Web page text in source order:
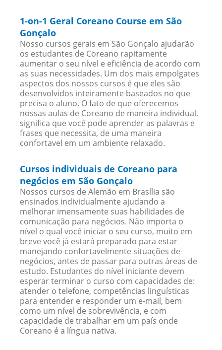
1-on-1 Geral Coreano Course em São
Gonçalo
Nosso cursos gerais em São Gonçalo ajudarão
os estudantes de Coreano rapitamente
aumentar o seu nível e eficiência de acordo com
as suas necessidades. Um dos mais empolgates
aspectos dos nossos cursos é que eles são
desenvolvidos inteiramente baseados no que
precisa o aluno. O fato de que oferecemos
nossas aulas de Coreano de maneira individual,
significa que você pode aprender as palavras e
frases que necessita, de uma maneira
confortavel em um ambiente relaxado.
Cursos individuais de Coreano para
negócios em São Gonçalo
Nossos cursos de Alemão em Brasília são
ensinados individualmente ajudando a
melhorar imensamente suas habilidades de
comunicação para negócios. Não importa o
nível o qual você iniciar o seu curso, muito em
breve você já estará preparado para estar
manejando confortavelmente situações de
negócios, antes de passar para outras áreas de
estudo. Estudantes do nível iniciante devem
esperar terminar o curso com capacidades de:
atender o telefone, competências linguísticas
para entender e responder um e-mail, bem
como um nível de sobrevivência, e com
capacidade de trabalhar em um país onde
Coreano é a língua nativa.